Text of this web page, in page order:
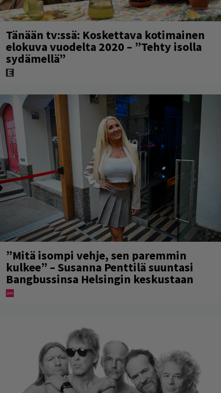
Tänään tv:ssä: Koskettava kotimainen
elokuva vuodelta 2020 – ”Tehty isolla
sydämellä”
”Mitä isompi vehje, sen paremmin
kulkee” – Susanna Penttilä suuntasi
Bangbussinsa Helsingin keskustaan